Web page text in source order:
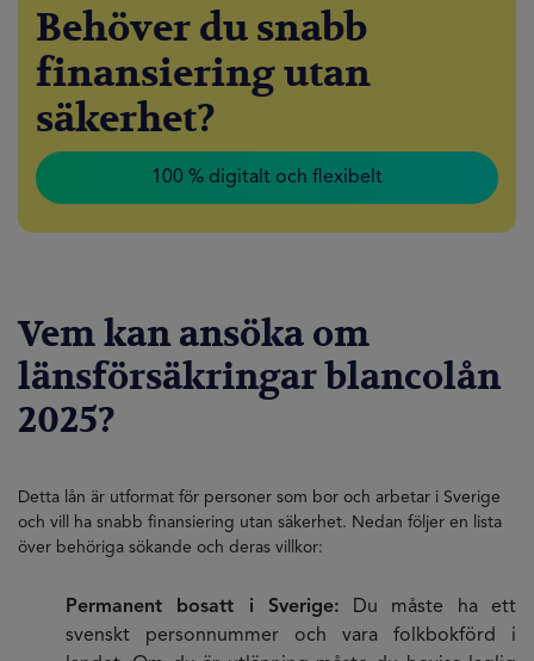
Behöver du snabb
finansiering utan
säkerhet?
100 % digitalt och flexibelt
Vem kan ansöka om
länsförsäkringar blancolån
2025?
Detta lån är utformat för personer som bor och arbetar i Sverige
och vill ha snabb finansiering utan säkerhet. Nedan följer en lista
över behöriga sökande och deras villkor:
Permanent bosatt i Sverige: Du måste ha ett
svenskt personnummer och vara folkbokförd i